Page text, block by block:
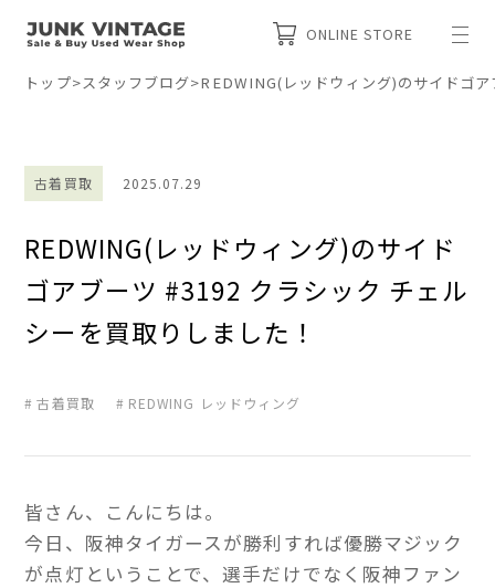
ONLINE STORE
トップ>スタッフブログ>REDWING(レッドウィング)のサイドゴ
古着買取 2025.07.29
REDWING(レッドウィング)のサイド
ゴアブーツ #3192 クラシック チェル
シーを買取りしました！
古着買取 REDWING レッドウィング
皆さん、こんにちは。
今日、阪神タイガースが勝利すれば優勝マジック
が点灯ということで、選手だけでなく阪神ファン